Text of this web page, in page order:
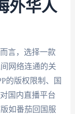
外华人
言，选择一款
网络连通的关
的版权限制、国
国内直播平台
如番茄回国服